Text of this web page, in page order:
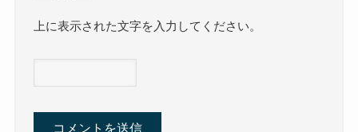
上に表示された文字を入力してください。